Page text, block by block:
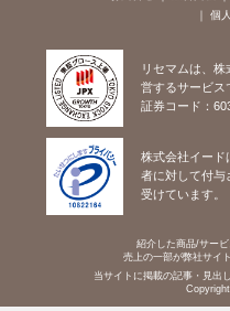
個
リセマムは、
営するサービス
証券コード：
株式会社イード
者に対して付与
受けています。
紹介した商品/サービ
売上の一部が弊社サイ
当サイトに掲載の記事・見出